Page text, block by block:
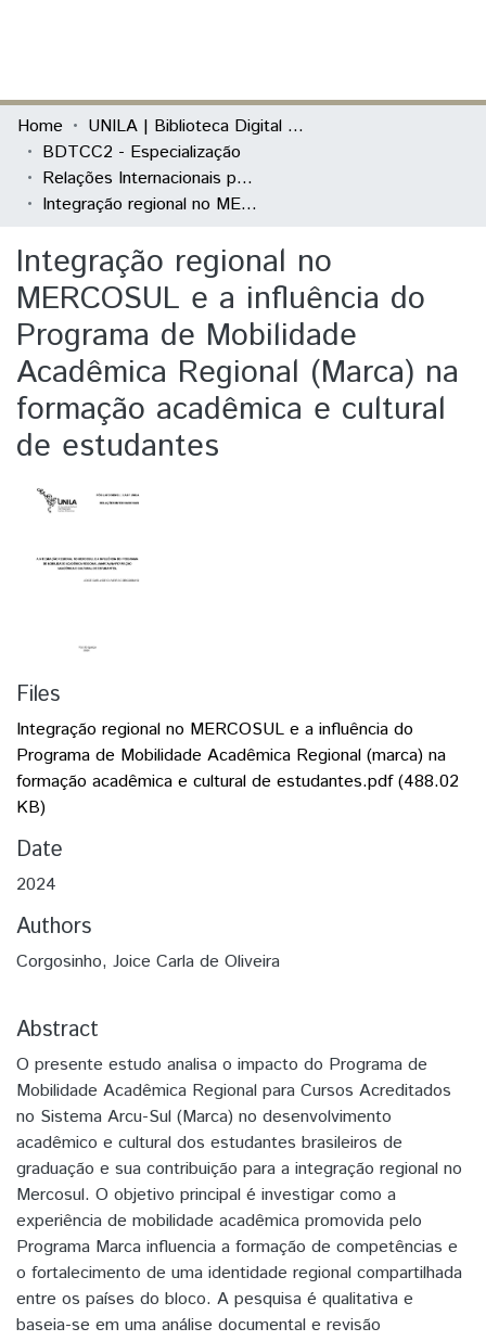
Communities & Collections
All of DSpace
Statistics
Home
UNILA | Biblioteca Digital de Trabalhos de Conclusão de Curso
BDTCC2 - Especialização
Relações Internacionais para Docentes da Educação Básica
Integração regional no MERCOSUL e a influência do Programa de Mobilidade Acadêmica Regional (Marca) na formação acadêmica e cultural de estudantes
Integração regional no
MERCOSUL e a influência do
Programa de Mobilidade
Acadêmica Regional (Marca) na
formação acadêmica e cultural
de estudantes
Files
Integração regional no MERCOSUL e a influência do
Programa de Mobilidade Acadêmica Regional (marca) na
formação acadêmica e cultural de estudantes.pdf(488.02
KB)
Date
2024
Authors
Corgosinho, Joice Carla de Oliveira
Abstract
O presente estudo analisa o impacto do Programa de
Mobilidade Acadêmica Regional para Cursos Acreditados
no Sistema Arcu-Sul (Marca) no desenvolvimento
acadêmico e cultural dos estudantes brasileiros de
graduação e sua contribuição para a integração regional no
Mercosul. O objetivo principal é investigar como a
experiência de mobilidade acadêmica promovida pelo
Programa Marca influencia a formação de competências e
o fortalecimento de uma identidade regional compartilhada
entre os países do bloco. A pesquisa é qualitativa e
baseia-se em uma análise documental e revisão